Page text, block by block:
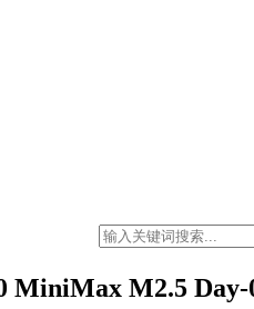
MiniMax M2.5